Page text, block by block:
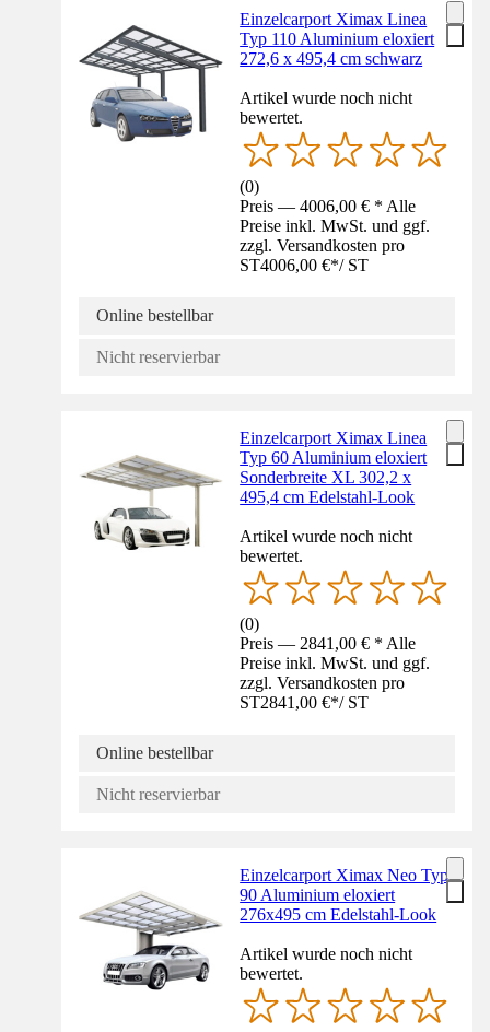
Einzelcarport Ximax Linea
Typ 110 Aluminium eloxiert
272,6 x 495,4 cm schwarz
Artikel wurde noch nicht
bewertet.
(0)
Preis — 4006,00 € * Alle
Preise inkl. MwSt. und ggf.
zzgl. Versandkosten pro
ST4006,00 €*/ ST
Online bestellbar
Nicht reservierbar
Einzelcarport Ximax Linea
Typ 60 Aluminium eloxiert
Sonderbreite XL 302,2 x
495,4 cm Edelstahl-Look
Artikel wurde noch nicht
bewertet.
(0)
Preis — 2841,00 € * Alle
Preise inkl. MwSt. und ggf.
zzgl. Versandkosten pro
ST2841,00 €*/ ST
Online bestellbar
Nicht reservierbar
Einzelcarport Ximax Neo Typ
90 Aluminium eloxiert
276x495 cm Edelstahl-Look
Artikel wurde noch nicht
bewertet.